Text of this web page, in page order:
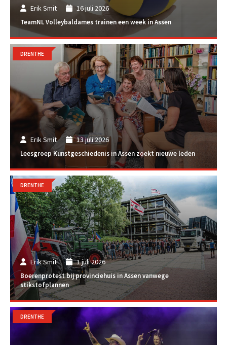
Erik Smit 16 juli 2026
TeamNL Volleybaldames trainen een week in Assen
Erik Smit 13 juli 2026
Leesgroep Kunstgeschiedenis in Assen zoekt nieuwe leden
DRENTHE
Erik Smit 1 juli 2026
Boerenprotest bij provinciehuis in Assen vanwege
stikstofplannen
DRENTHE
DRENTHE